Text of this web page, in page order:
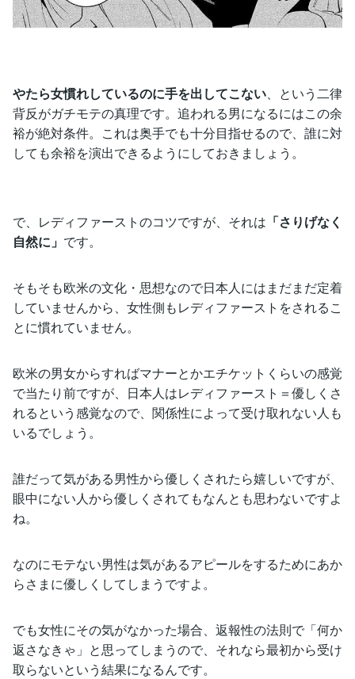
やたら女慣れしているのに手を出してこない、という二律
背反がガチモテの真理です。追われる男になるにはこの余
裕が絶対条件。これは奥手でも十分目指せるので、誰に対
しても余裕を演出できるようにしておきましょう。
で、レディファーストのコツですが、それは 「さりげなく
自然に」 です。
そもそも欧米の文化・思想なので日本人にはまだまだ定着
していませんから、女性側もレディファーストをされるこ
とに慣れていません。
欧米の男女からすればマナーとかエチケットくらいの感覚
で当たり前ですが、日本人はレディファースト＝優しくさ
れるという感覚なので、関係性によって受け取れない人も
いるでしょう。
誰だって気がある男性から優しくされたら嬉しいですが、
眼中にない人から優しくされてもなんとも思わないですよ
ね。
なのにモテない男性は気があるアピールをするためにあか
らさまに優しくしてしまうですよ。
でも女性にその気がなかった場合、返報性の法則で「何か
返さなきゃ」と思ってしまうので、それなら最初から受け
取らないという結果になるんです。